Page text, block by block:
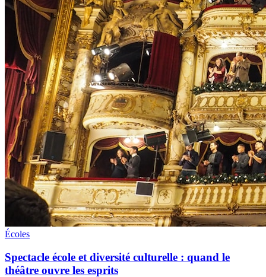
Écoles
Spectacle école et diversité culturelle : quand le
théâtre ouvre les esprits